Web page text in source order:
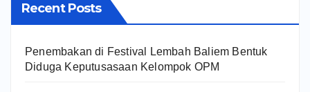
Recent Posts
Penembakan di Festival Lembah Baliem Bentuk
Diduga Keputusasaan Kelompok OPM